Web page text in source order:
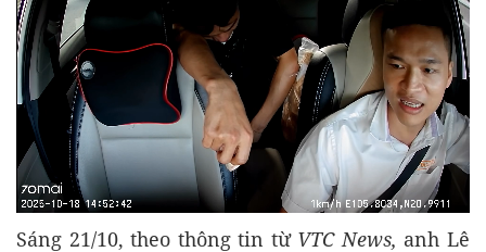
Sáng 21/10, theo thông tin từ VTC News, anh Lê